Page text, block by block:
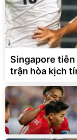
Singapore tiễn
trận hòa kịch